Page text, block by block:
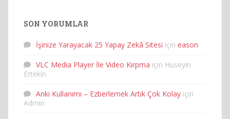
SON YORUMLAR
İşinize Yarayacak 25 Yapay Zekâ Sitesi için eason
VLC Media Player İle Video Kırpma için Huseyin
Ertekin
Anki Kullanımı – Ezberlemek Artık Çok Kolay için
Admin